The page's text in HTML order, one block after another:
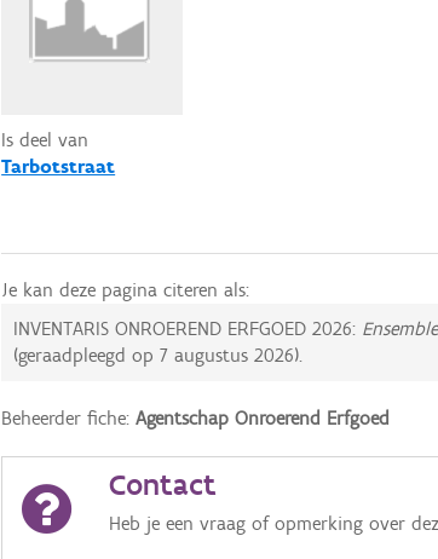
Is deel van
Tarbotstraat
Je kan deze pagina citeren als:
INVENTARIS ONROEREND ERFGOED 2026:
(geraadpleegd op7 augustus 2026).
Beheerder fiche:Agentschap Onroerend Erfgoed
Contact
Heb je een vraag of opmerking over